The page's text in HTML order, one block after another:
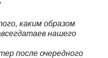
каким образом
нашего
после очередного